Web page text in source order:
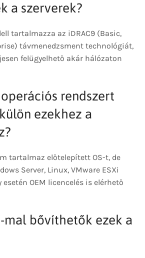
a szerverek?
tartalmazza az iDRAC9 (Basic,
távmenedzsment technológiát,
felügyelhető akár hálózaton
operációs rendszert
ezekhez a
tartalmaz előtelepített OS-t, de
Server, Linux, VMware ESXi
esetén OEM licencelés is elérhető
mal bővíthetők ezek a